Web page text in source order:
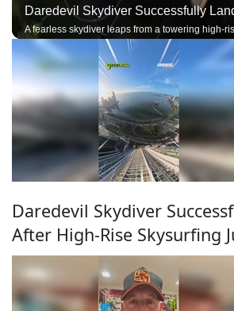
Daredevil Skydiver
After High-Rise Skysurfing